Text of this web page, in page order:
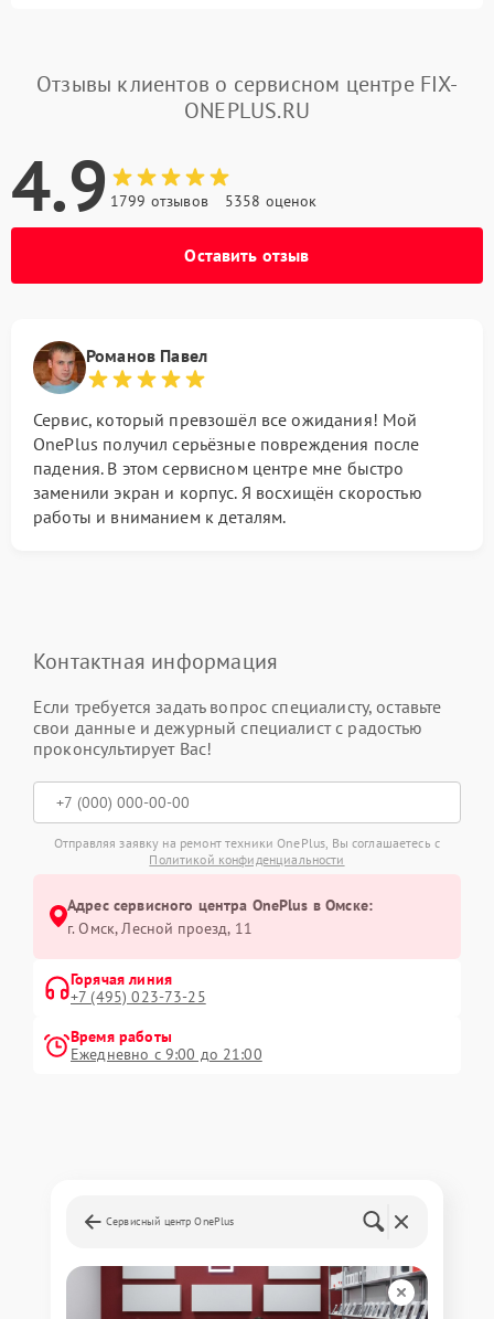
Отзывы клиентов о сервисном центре FIX-
ONEPLUS.RU
4.9 1799 отзывов 5358 оценок
Оставить отзыв
Романов Павел
Сервис, который превзошёл все ожидания! Мой
OnePlus получил серьёзные повреждения после
падения. В этом сервисном центре мне быстро
заменили экран и корпус. Я восхищён скоростью
работы и вниманием к деталям.
Контактная информация
Если требуется задать вопрос специалисту, оставьте
свои данные и дежурный специалист с радостью
проконсультирует Вас!
Отправляя заявку на ремонт техники OnePlus, Вы соглашаетесь с
Политикой конфиденциальности
Адрес сервисного центра OnePlus в Омске:
г. Омск, ​Лесной проезд, 11
Горячая линия
+7 (495) 023-73-25
Время работы
Ежедневно с 9:00 до 21:00
Сервисный центр OnePlus